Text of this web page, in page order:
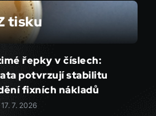
tisku
řepky v číslech:
potvrzují stabilitu
fixních nákladů
17. 7. 2026